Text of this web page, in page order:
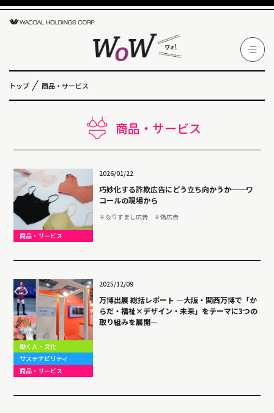
トップ 商品・サービス
商品・サービス
商品・サービス
2026/01/22
巧妙化する詐欺広告にどう立ち向かうか──ワ
コールの現場から
＃なりすまし広告 ＃偽広告
働く人・文化
サステナビリティ
商品・サービス
2025/12/09
万博出展 総括レポート ―大阪・関西万博で「か
らだ・福祉×デザイン・未来」をテーマに3つの
取り組みを展開―